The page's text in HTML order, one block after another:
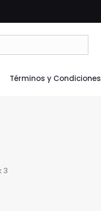
Términos y Condiciones
3